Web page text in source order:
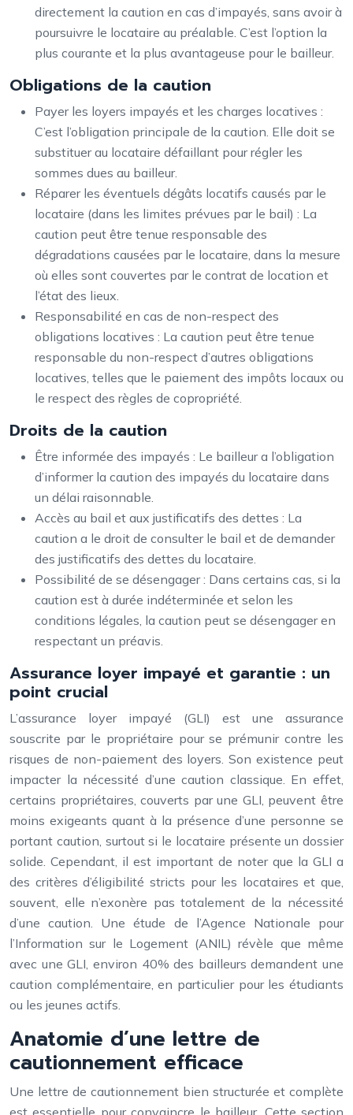
directement la caution en cas d’impayés, sans avoir à
poursuivre le locataire au préalable. C’est l’option la
plus courante et la plus avantageuse pour le bailleur.
Obligations de la caution
Payer les loyers impayés et les charges locatives :
C’est l’obligation principale de la caution. Elle doit se
substituer au locataire défaillant pour régler les
sommes dues au bailleur.
Réparer les éventuels dégâts locatifs causés par le
locataire (dans les limites prévues par le bail) : La
caution peut être tenue responsable des
dégradations causées par le locataire, dans la mesure
où elles sont couvertes par le contrat de location et
l’état des lieux.
Responsabilité en cas de non-respect des
obligations locatives : La caution peut être tenue
responsable du non-respect d’autres obligations
locatives, telles que le paiement des impôts locaux ou
le respect des règles de copropriété.
Droits de la caution
Être informée des impayés : Le bailleur a l’obligation
d’informer la caution des impayés du locataire dans
un délai raisonnable.
Accès au bail et aux justificatifs des dettes : La
caution a le droit de consulter le bail et de demander
des justificatifs des dettes du locataire.
Possibilité de se désengager : Dans certains cas, si la
caution est à durée indéterminée et selon les
conditions légales, la caution peut se désengager en
respectant un préavis.
Assurance loyer impayé et garantie : un
point crucial
L’assurance loyer impayé (GLI) est une assurance
souscrite par le propriétaire pour se prémunir contre les
risques de non-paiement des loyers. Son existence peut
impacter la nécessité d’une caution classique. En effet,
certains propriétaires, couverts par une GLI, peuvent être
moins exigeants quant à la présence d’une personne se
portant caution, surtout si le locataire présente un dossier
solide. Cependant, il est important de noter que la GLI a
des critères d’éligibilité stricts pour les locataires et que,
souvent, elle n’exonère pas totalement de la nécessité
d’une caution. Une étude de l’Agence Nationale pour
l’Information sur le Logement (ANIL) révèle que même
avec une GLI, environ 40% des bailleurs demandent une
caution complémentaire, en particulier pour les étudiants
ou les jeunes actifs.
Anatomie d’une lettre de
cautionnement efficace
Une lettre de cautionnement bien structurée et complète
est essentielle pour convaincre le bailleur. Cette section